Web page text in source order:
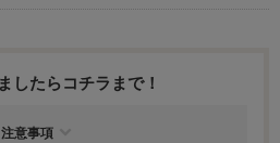
したらコチラまで！
注意事項